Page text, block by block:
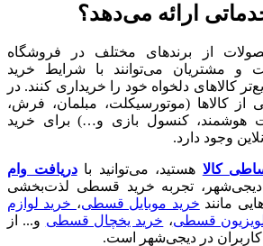
ارائه می‌دهد؟
از برندهای مختلف در فروشگاه
و مشتریان می‌توانند با شرایط خرید
کالاهای دلخواه خود را خریداری کنند. در
از کالاها (موتورسیکلت، مبلمان، فرش،
هوشمند، کنسول بازی و…) برای خرید
وجود دارد.
کالا هستید، می‌توانید بادریافت وام
دیجی‌شهر، تجربه خرید قسطی لذت‌بخشی
مانند خرید موبایل قسطی، خرید لوازم
قسطی، خرید یخچال قسطی و... از
در دیجی‌شهر است.